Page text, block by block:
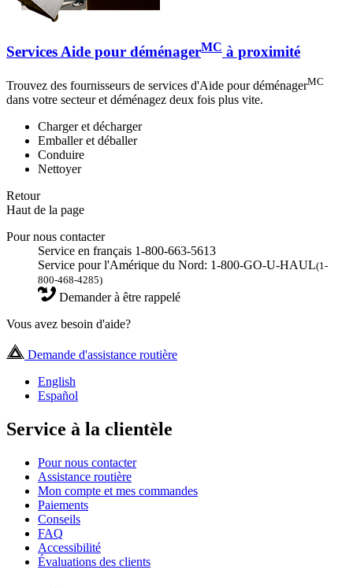
Services Aide pour déménagerMC à proximité
Trouvez des fournisseurs de services d'Aide pour déménagerMC
dans votre secteur et déménagez deux fois plus vite.
Charger et décharger
Emballer et déballer
Conduire
Nettoyer
Retour
Haut de la page
Pour nous contacter
Service en français 1-800-663-5613
Service pour l'Amérique du Nord: 1-800-GO-U-HAUL(1-
800-468-4285)
Demander à être rappelé
Vous avez besoin d'aide?
Demande d'assistance routière
English
Español
Service à la clientèle
Pour nous contacter
Assistance routière
Mon compte et mes commandes
Paiements
Conseils
FAQ
Accessibilité
Évaluations des clients